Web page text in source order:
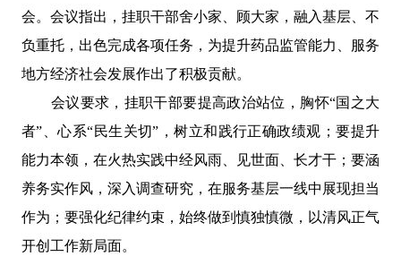
会。会议指出，挂职干部舍小家、顾大家，融入基层、不
负重托，出色完成各项任务，为提升药品监管能力、服务
地方经济社会发展作出了积极贡献。
会议要求，挂职干部要提高政治站位，胸怀“国之大
者”、心系“民生关切”，树立和践行正确政绩观；要提升
能力本领，在火热实践中经风雨、见世面、长才干；要涵
养务实作风，深入调查研究，在服务基层一线中展现担当
作为；要强化纪律约束，始终做到慎独慎微，以清风正气
开创工作新局面。